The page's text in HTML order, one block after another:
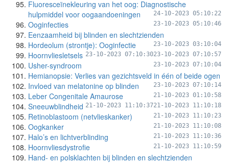
Fluoresceïnekleuring van het oog: Diagnostische
hulpmiddel voor oogaandoeningen
24-10-2023 05:10:22
Ooginfecties 23-10-2023 05:10:46
Eenzaamheid bij blinden en slechtzienden
23-10-2023 03:10:04
Hordeolum (strontje): Ooginfectie
23-10-2023 07:10:57
Hoornvliesletsels 23-10-2023 07:10:30
Usher-syndroom 23-10-2023 07:10:04
Hemianopsie: Verlies van gezichtsveld in één of beide ogen
23-10-2023 07:10:14
Invloed van melatonine op blinden
21-10-2023 01:10:58
Leber Congenitale Amaurose
21-10-2023 11:10:18
Sneeuwblindheid 21-10-2023 11:10:37
Retinoblastoom (netvlieskanker) 21-10-2023 11:10:23
Oogkanker 21-10-2023 11:10:08
Halo’s en lichtverblinding 21-10-2023 11:10:36
Hoornvliesdystrofie 21-10-2023 11:10:59
Hand- en polsklachten bij blinden en slechtzienden